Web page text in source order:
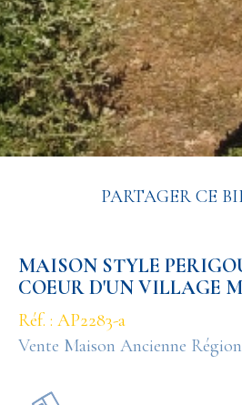
PARTAGER CE
MAISON STYLE
COEUR D'UN VILLAGE
Réf. : AP2283-a
Vente Maison Ancienne